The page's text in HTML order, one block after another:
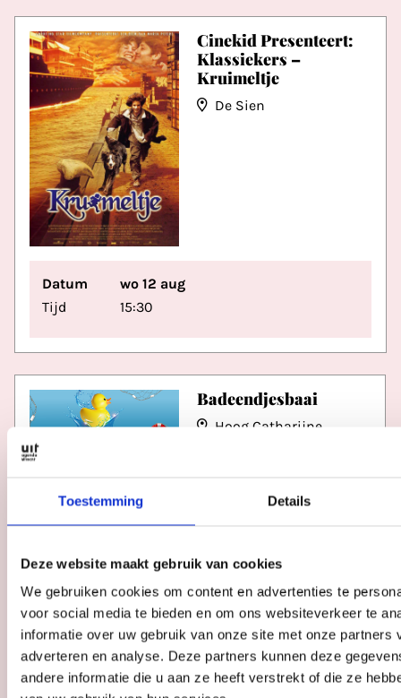
Toestemming Details
Deze website maakt gebruik van cookies
We gebruiken cookies om content en advertenties te
voor social media te bieden en om ons websiteverkeer te
informatie over uw gebruik van onze site met onze partners
adverteren en analyse. Deze partners kunnen deze
andere informatie die u aan ze heeft verstrekt of die ze
Cinekid Presenteert:
Klassiekers –
Kruimeltje
De Sien
Datum
wo 12 aug
Tijd
15:30
Badeendjesbaai
Hoog Catharijne
Tijd
12:00 - 18:00
Zomerliefde
Kunstliefde